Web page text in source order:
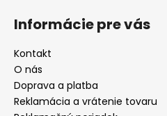
Informácie pre vás
Kontakt
O nás
Doprava a platba
Reklamácia a vrátenie tovaru